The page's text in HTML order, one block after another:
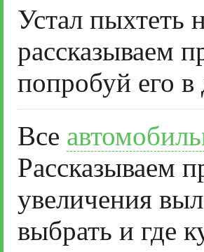
Устал пыхтеть
рассказываем
попробуй его в
Все
Рассказываем
увеличения
выбрать и где